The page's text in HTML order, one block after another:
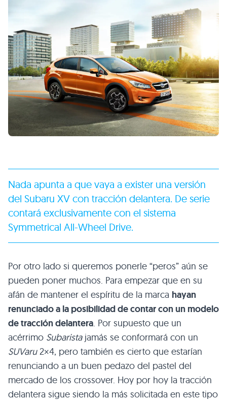
Nada apunta a que vaya a exister una versión
del Subaru XV con tracción delantera. De serie
contará exclusivamente con el sistema
Symmetrical All-Wheel Drive.
Por otro lado si queremos ponerle “peros” aún se
pueden poner muchos. Para empezar que en su
afán de mantener el espíritu de la marca hayan
renunciado a la posibilidad de contar con un modelo
de tracción delantera. Por supuesto que un
acérrimo Subaristajamás se conformará con un
SUVaru2×4, pero también es cierto que estarían
renunciando a un buen pedazo del pastel del
mercado de los crossover. Hoy por hoy la tracción
delantera sigue siendo la más solicitada en este tipo